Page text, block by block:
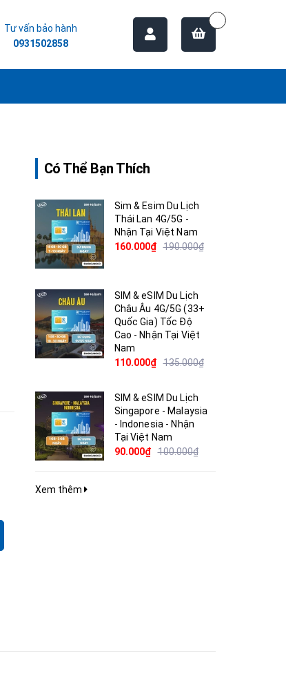
Tư vấn bảo hành
0931502858
Có Thể Bạn Thích
Sim & Esim Du Lịch
Thái Lan 4G/5G -
Nhận Tại Việt Nam
160.000₫ 190.000₫
SIM & eSIM Du Lịch
Châu Âu 4G/5G (33+
Quốc Gia) Tốc Độ
Cao - Nhận Tại Việt
Nam
110.000₫ 135.000₫
SIM & eSIM Du Lịch
Singapore - Malaysia
- Indonesia - Nhận
Tại Việt Nam
90.000₫ 100.000₫
Xem thêm